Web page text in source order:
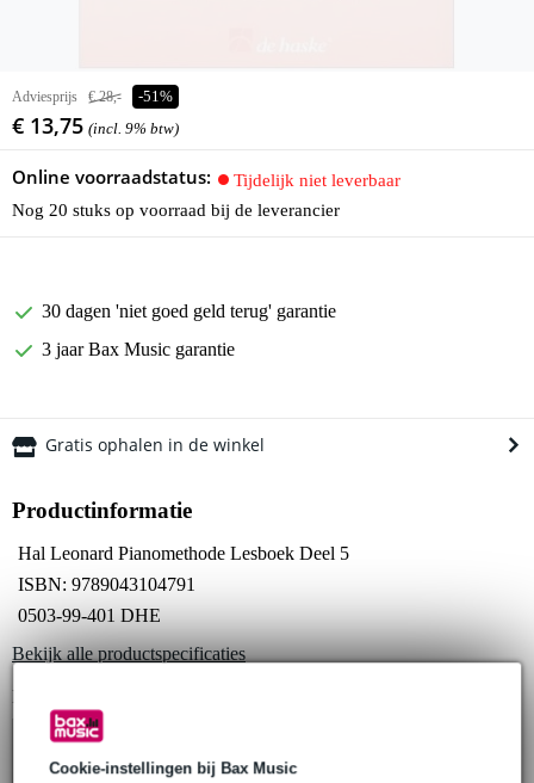
Cookie-instellingen bij Bax Music
Adviesprijs € 28,- -51%
€ 13,75 (incl. 9% btw)
Online voorraadstatus:
Tijdelijk niet leverbaar
Nog 20 stuks op voorraad bij de leverancier
30 dagen 'niet goed geld terug' garantie
3 jaar Bax Music garantie
Gratis ophalen in de winkel
Productinformatie
Hal Leonard Pianomethode Lesboek Deel 5
ISBN: 9789043104791
0503-99-401 DHE
Bekijk alle productspecificaties
Bekijk ook eens (4)